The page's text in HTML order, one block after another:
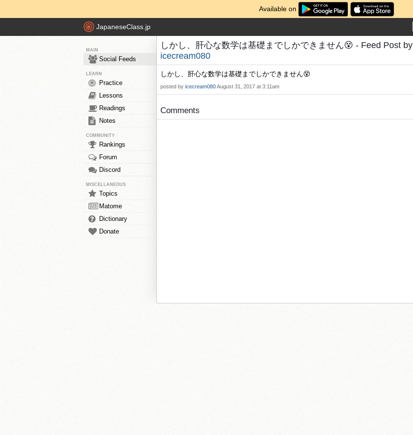
Available on
JapaneseClass.jp
MAIN
Social Feeds
LEARN
Practice
Lessons
Readings
Notes
COMMUNITY
Rankings
Forum
Discord
MISCELLANEOUS
Topics
Matome
Dictionary
Donate
しかし、肝心な数学は基礎までしかできません😵 - Feed Post by
icecream080
しかし、肝心な数学は基礎までしかできません😵
posted by icecream080August 31, 2017 at 3:11am
Comments